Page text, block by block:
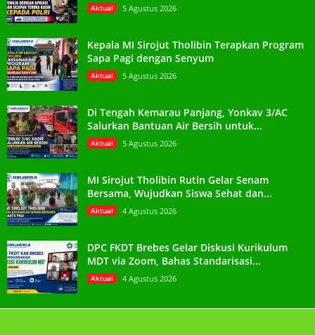
Aktual 5 Agustus 2026
Kepala MI Sirojut Tholibin Terapkan Program
Sapa Pagi dengan Senyum
Aktual 5 Agustus 2026
Di Tengah Kemarau Panjang, Yonkav 3/AC
Salurkan Bantuan Air Bersih untuk...
Aktual 5 Agustus 2026
MI Sirojut Tholibin Rutin Gelar Senam
Bersama, Wujudkan Siswa Sehat dan...
Aktual 4 Agustus 2026
DPC FKDT Brebes Gelar Diskusi Kurikulum
MDT via Zoom, Bahas Standarisasi...
Aktual 4 Agustus 2026